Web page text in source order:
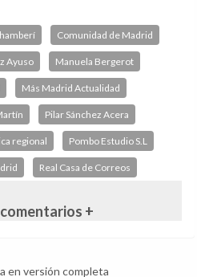
Comunidad de Madrid
Ayuso Manuela Bergerot
Más Madrid Actualidad
Pilar Sánchez Acera
regional Pombo Estudio S.L